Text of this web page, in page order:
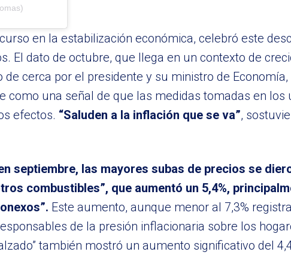
en la estabilización económica, celebró este
El dato de octubre, que llega en un contexto de
cerca por el presidente y su ministro de Economía,
como una señal de que las medidas tomadas en los
efectos. “Saluden a la inflación que se va”,
septiembre, las mayores subas de precios se
combustibles”, que aumentó un 5,4%,
Este aumento, aunque menor al 7,3%
de la presión inflacionaria sobre los
también mostró un aumento significativo del